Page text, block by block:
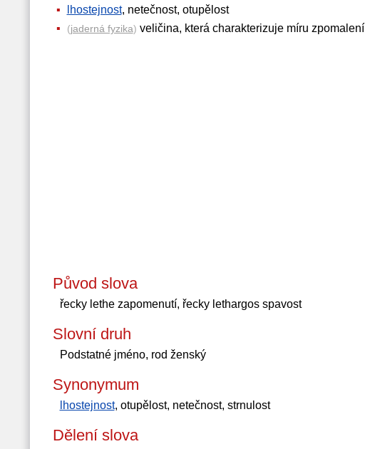
lhostejnost, netečnost, otupělost
(jaderná fyzika) veličina, která charakterizuje míru zpomalení
Původ slova
řecky lethe zapomenutí, řecky lethargos spavost
Slovní druh
Podstatné jméno, rod ženský
Synonymum
lhostejnost, otupělost, netečnost, strnulost
Dělení slova